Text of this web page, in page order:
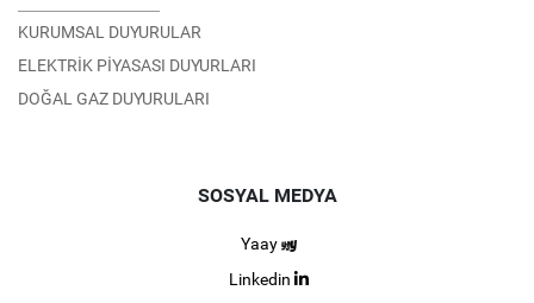
KURUMSAL DUYURULAR
ELEKTRİK PİYASASI DUYURLARI
DOĞAL GAZ DUYURULARI
SOSYAL MEDYA
Yaay
Linkedin